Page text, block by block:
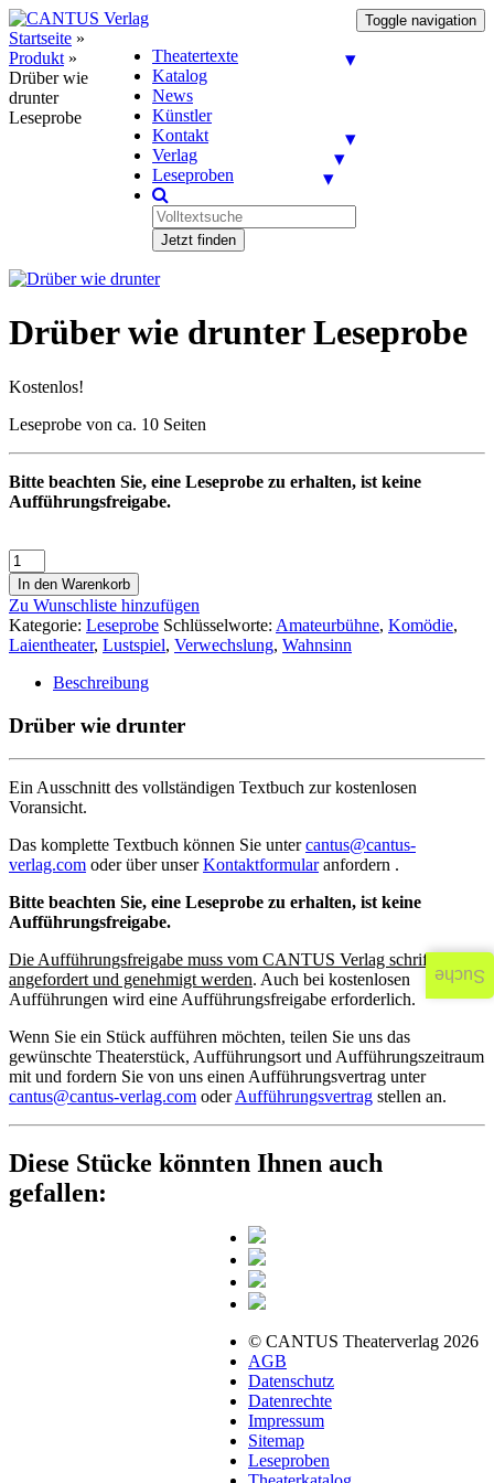
Toggle navigation
Theatertexte
Katalog
News
Künstler
Kontakt
Verlag
Leseproben
Jetzt finden
Startseite »
Produkt »
Drüber wie
drunter
Leseprobe
Drüber wie drunter Leseprobe
Kostenlos!
Leseprobe von ca. 10 Seiten
Bitte beachten Sie, eine Leseprobe zu erhalten, ist keine
Aufführungsfreigabe.
In den Warenkorb
Zu Wunschliste hinzufügen
Kategorie: Leseprobe Schlüsselworte: Amateurbühne, Komödie,
Laientheater, Lustspiel, Verwechslung, Wahnsinn
Beschreibung
Drüber wie drunter
Ein Ausschnitt des vollständigen Textbuch zur kostenlosen
Voransicht.
Das komplette Textbuch können Sie untercantus@cantus-
verlag.com oder über unserKontaktformularanfordern .
Bitte beachten Sie, eine Leseprobe zu erhalten, ist keine
Aufführungsfreigabe.
Die Aufführungsfreigabe muss vom CANTUS Verlag schriftlich
angefordert und genehmigt werden. Auch bei kostenlosen
Aufführungen wird eine Aufführungsfreigabe erforderlich.
Wenn Sie ein Stück aufführen möchten, teilen Sie uns das
gewünschte Theaterstück, Aufführungsort und Aufführungszeitraum
mit und fordern Sie von uns einen Aufführungsvertrag unter
cantus@cantus-verlag.com oderAufführungsvertrag stellen an.
Diese Stücke könnten Ihnen auch
gefallen:
© CANTUS Theaterverlag 2026
AGB
Datenschutz
Datenrechte
Impressum
Sitemap
Leseproben
Suche